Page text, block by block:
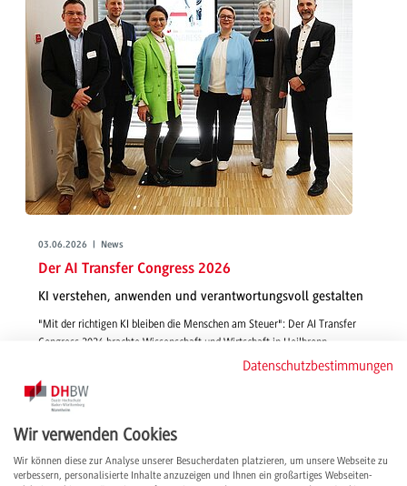
03.06.2026 | News
Der AI Transfer Congress 2026
KI verstehen, anwenden und verantwortungsvoll gestalten
"Mit der richtigen KI bleiben die Menschen am Steuer": Der AI Transfer
Congress 2026 brachte Wissenschaft und Wirtschaft in Heilbronn
zusammen und bot wertvolle Einblicke, praxisnahe Workshops sowie
wichtige Impulse für eine verantwortungsvolle Zukunft mit Künstlicher
Intelligenz.
Datenschutzbestimmungen
Wir verwenden Cookies
Wir können diese zur Analyse unserer Besucherdaten platzieren, um unsere Webseite zu
verbessern, personalisierte Inhalte anzuzeigen und Ihnen ein großartiges Webseiten-